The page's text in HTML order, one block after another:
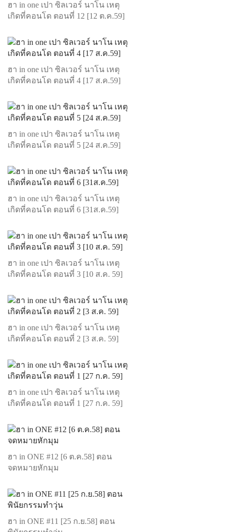
ฮา in one เปา ซิลเวอร์ นาโน เหตุ
เกิดที่คอนโด ตอนที่ 12 [12 ต.ค.59]
ฮา in one เปา ซิลเวอร์ นาโน เหตุ
เกิดที่คอนโด ตอนที่ 4 [17 ส.ค.59]
ฮา in one เปา ซิลเวอร์ นาโน เหตุ
เกิดที่คอนโด ตอนที่ 5 [24 ส.ค.59]
ฮา in one เปา ซิลเวอร์ นาโน เหตุ
เกิดที่คอนโด ตอนที่ 6 [31ส.ค.59]
ฮา in one เปา ซิลเวอร์ นาโน เหตุ
เกิดที่คอนโด ตอนที่ 3 [10 ส.ค. 59]
ฮา in one เปา ซิลเวอร์ นาโน เหตุ
เกิดที่คอนโด ตอนที่ 2 [3 ส.ค. 59]
ฮา in one เปา ซิลเวอร์ นาโน เหตุ
เกิดที่คอนโด ตอนที่ 1 [27 ก.ค. 59]
ฮา in ONE #12 [6 ต.ค.58] ตอน
จดหมายหักมุม
ฮา in ONE #11 [25 ก.ย.58] ตอน